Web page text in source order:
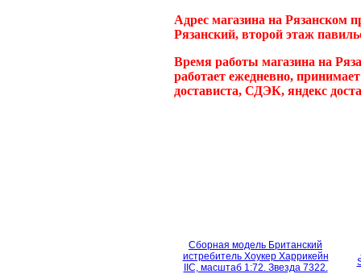
Адрес магазина на Рязанском
Рязанский, второй этаж
Время работы магазина на
работает ежедневно,
достависта, СДЭК, яндекс
Сборная модель Британский
истребитель Хоукер Харрикейн
IIC, масштаб 1:72. Звезда 7322.